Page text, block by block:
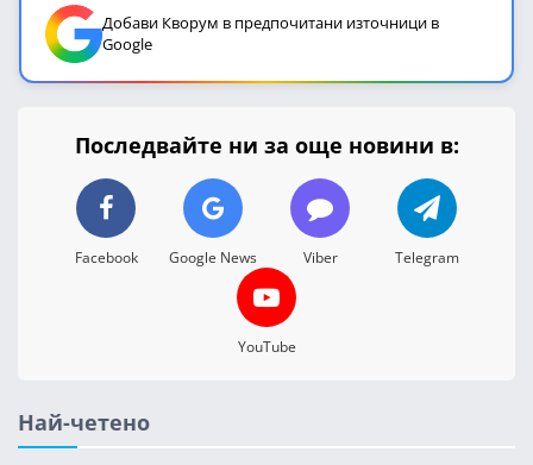
Добави Кворум в предпочитани източници в
Google
Последвайте ни за още новини в:
Facebook Google News Viber Telegram
YouTube
Най-четено